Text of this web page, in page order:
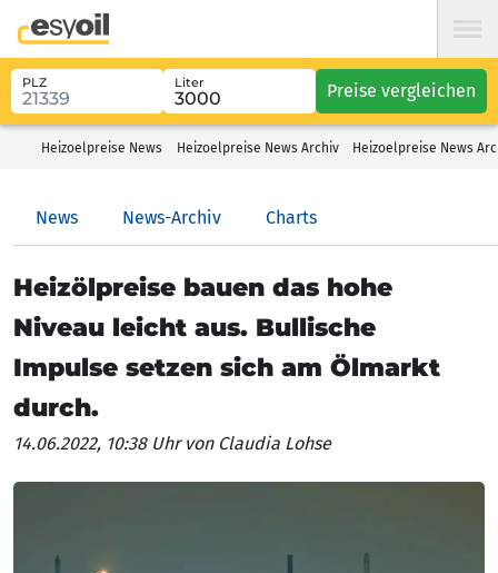
PLZ Liter Preise vergleichen
Heizoelpreise News Heizoelpreise News Archiv Heizoelpreise News
News News-Archiv Charts
Heizölpreise bauen das hohe
Niveau leicht aus. Bullische
Impulse setzen sich am Ölmarkt
durch.
14.06.2022, 10:38 Uhrvon Claudia Lohse